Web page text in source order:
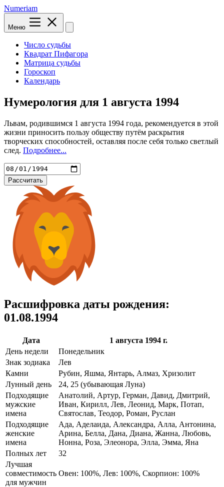
Numeriam
Меню
Число судьбы
Квадрат Пифагора
Матрица судьбы
Гороскоп
Календарь
Нумерология для 1 августа 1994
Львам, родившимся 1 августа 1994 года, рекомендуется в этой
жизни приносить пользу обществу путём раскрытия
творческих способностей, оставляя после себя только светлый
след. Подробнее...
Рассчитать
Расшифровка даты рождения:
01.08.1994
Дата
1 августа 1994 г.
День недели
Понедельник
Знак зодиака
Лев
Камни
Рубин, Яшма, Янтарь, Алмаз, Хризолит
Лунный день
24, 25 (убывающая Луна)
Подходящие
мужские
имена
Анатолий, Артур, Герман, Давид, Дмитрий,
Иван, Кирилл, Лев, Леонид, Марк, Потап,
Святослав, Теодор, Роман, Руслан
Подходящие
женские
имена
Ада, Аделаида, Александра, Алла, Антонина,
Арина, Белла, Дана, Диана, Жанна, Любовь,
Нонна, Роза, Элеонора, Элла, Эмма, Яна
Полных лет
32
Лучшая
совместимость
для мужчин
Овен: 100%, Лев: 100%, Скорпион: 100%